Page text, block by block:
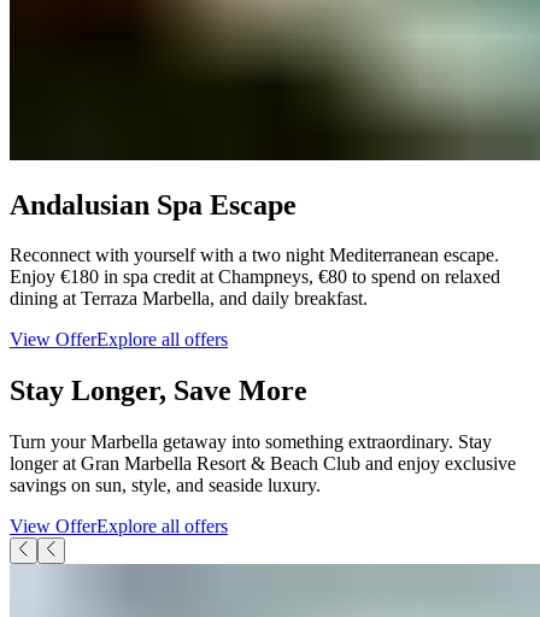
Andalusian Spa Escape​​​​‌ ‍ ​‍​‍‌‍ ‌ ​‍‌‍‍‌‌‍‌ ‌‍‍‌‌‍ ‍​‍​‍​ ‍‍​‍​‍‌ ​ ‌‍​‌‌‍ ‍‌‍‍‌‌ ‌​‌ ‍‌​‍ ‍‌‍‍‌‌‍ ​‍​‍​‍ ​​‍​‍‌‍‍​‌ ​‍‌‍‌‌‌‍‌‍​‍​‍​ ‍‍​‍​‍‌‍‍​‌ ‌​‌ ‌​‌ ​​‌ ​ ​ ‍‍​‍ ​‍ ‌‍ ​​‍ ‌‌‍​‌‌‍ ‍‌‍‌​​‍ ‌‌ ​‍​‍ ‌‌‍‍​‌‍ ‌ ‌​‌‍‌‌‌‍ ​‌ ​ ​‍ ‌‌ ​ ‌ ‌​‌ ‌‌‌‍‌​‌‍‍‌‌‍ ​‍ ‍‌ ‌‍‌‍‌‌‌ ​‍‌‍​ ‌‍‌‌‌‍ ​​‍ ‍‌‍​‌‌ ​​‌ ​​​‍ ‌‍‍‌‌‍ ‍‌ ‌​‌‍‌‌‌‍ ‍‌ ‌​​‍ ‌‍‌‌‌‍‌​‌‍‍‌‌ ‌​​‍ ‌‍ ‌‌‍ ‌‍‌​‌‍‌‌​ ‌‌ ​​‌ ​‍‌‍‌‌‌ ​ ‌‍‌‌‌‍ ‍‌ ‌​‌‍​‌‌ ‌​‌‍‍‌‌‍ ‌‍ ‍​ ‍ ‌‍‍‌‌‍‌​​ ‌​ ​​​ ​​‌‍‌​​ ​‌​ ‌‌​ ‌‍​ ‌‍​ ‌‌​‍ ‌​ ‌‍​ ‍​‌‍​ ​ ‍​​‍ ‌​ ‌​‌‍‌‍‌‍​‌‌‍​‍​‍ ‌‌‍​‍‌‍‌‌​ ‌‌​ ‌‍​‍ ‌‌‍‌​​ ‌​‌‍‌‌​ ​​​ ‌ ​ ​ ​ ‍​​ ‌ ​ ​​​ ​‍​ ‌ ‌‍‌‌​ ‍ ‌ ‌​‌ ‍‌‌ ​​‌‍‌‌​ ‌‌‍‍​‌‍ ‌ ‌​‌‍‌‌‌‍ ​‌‌​‍‌‍ ‌‍ ‌‍ ‌‌‌​ ‌ ‌‌‌‍‍‌‌ ‌​‌‍‌‌​ ‍ ‌ ​​‌‍​‌‌ ‌​‌‍‍​​ ‌‌ ​​‌‍​‌‌‍‌ ‌‍‌‌‌​​‍‌ ‌‌‌‍‍‌‌‍ ​‌‍‌​‌‍‌‌‌ ​‍​‍‌‌​ ‌‌‌​​‍‌‌ ‌‍‍ ‌‍‌‌‌ ‍‌​‍‌‌​ ​ ‌​‌​​‍‌‌​ ​ ‌​‌​​‍‌‌​ ​‍​ ​‍​ ​‍‌‍‌‌​ ‌‍‌‍‌​​ ‍‌​ ‍​​ ‌​​ ‌‍​ ‌‌​ ‌‍‌‍​‌​ ‍​​‍‌‌​ ​‍​ ​‍​‍‌‌​ ‌‌‌​‌​​‍ ‍‌‍‌‌‌‍ ‍‌ ‌​‌ ​‍‌‍‍‌‌‍‌‌‌ ​ ​‍‌‌​ ‌‌‌​​‍‌‌ ‌‍‍ ‌‍‌‌‌ ‍‌​‍‌‌​ ​ ‌​‌​​‍‌‌​ ​ ‌​‌​​‍‌‌​ ​‍​ ​‍‌‍​‌​ ​ ​ ​‍​ ​​​ ‍‌‌‍​‍​ ‌‌​ ‍‌​ ​ ​ ‍‌​ ‍​​ ​‌​‍‌‌​ ​‍​ ​‍​‍‌‌​ ‌‌‌​‌​​‍ ‍‌‍‍​‌‍‌‌‌‍​‌‌‍‌​‌‍‍‌‌‍ ‍‌‍‌ ​ ‌‍​‍‌‍​‌‌ ​ ‌‍‌‌‌‌‌‌‌ ​‍‌‍ ​​ ‌‌‍‍​‌ ‌​‌ ‌​‌ ​​‌ ​ ​‍‌‌​ ​ ‌​​‌​‍‌‌​ ​‍‌​‌‍​‍‌‌​ ​‍‌​‌‍‌‍ ​​‍ ‌‌‍​‌‌‍ ‍‌‍‌​​‍ ‌‌ ​‍​‍ ‌‌‍‍​‌‍ ‌ ‌​‌‍‌‌‌‍ ​‌ ​ ​‍ ‌‌ ​ ‌ ‌​‌ ‌‌‌‍‌​‌‍‍‌‌‍ ​‍ ‍‌ ‌‍‌‍‌‌‌ ​‍‌‍​ ‌‍‌‌‌‍ ​​‍ ‍‌‍​‌‌ ​​‌ ​​​‍‌‍‌‍‍‌‌‍‌​​ ‌​ ​​​ ​​‌‍‌​​ ​‌​ ‌‌​ ‌‍​ ‌‍​ ‌‌​‍ ‌​ ‌‍​ ‍​‌‍​ ​ ‍​​‍ ‌​ ‌​‌‍‌‍‌‍​‌‌‍​‍​‍ ‌‌‍​‍‌‍‌‌​ ‌‌​ ‌‍​‍ ‌‌‍‌​​ ‌​‌‍‌‌​ ​​​ ‌ ​ ​ ​ ‍​​ ‌ ​ ​​​ ​‍​ ‌ ‌‍‌‌​‍‌‍‌ ‌​‌ ‍‌‌ ​​‌‍‌‌​ ‌‌‍‍​‌‍ ‌ ‌​‌‍‌‌‌‍ ​‌‌​‍‌‍ ‌‍ ‌‍ ‌‌‌​ ‌ ‌‌‌‍‍‌‌ ‌​‌‍‌‌​‍‌‍‌ ​​‌‍​‌‌ ‌​‌‍‍​​ ‌‌ ​​‌‍​‌‌‍‌ ‌‍‌‌‌​​‍‌ ‌‌‌‍‍‌‌‍ ​‌‍‌​‌‍‌‌‌ ​‍​‍‌‌​ ‌‌‌​​‍‌‌ ‌‍‍ ‌‍‌‌‌ ‍‌​‍‌‌​ ​ ‌​‌​​‍‌‌​ ​ ‌​‌​​‍‌‌​ ​‍​ ​‍​ ​‍‌‍‌‌​ ‌‍‌‍‌​​ ‍‌​ ‍​​ ‌​​ ‌‍​ ‌‌​ ‌‍‌‍​‌​ ‍​​‍‌‌​ ​‍​ ​‍​‍‌‌​ ‌‌‌​‌​​‍ ‍‌‍‌‌‌‍ ‍‌ ‌​‌ ​‍‌‍‍‌‌‍‌‌‌ ​ ​‍‌‌​ ‌‌‌​​‍‌‌ ‌‍‍ ‌‍‌‌‌ ‍‌​‍‌‌​ ​ ‌​‌​​‍‌‌​ ​ ‌​‌​​‍‌‌​ ​‍​ ​‍‌‍​‌​ ​ ​ ​‍​ ​​​ ‍‌‌‍​‍​ ‌‌​ ‍‌​ ​ ​ ‍‌​ ‍​​ ​‌​‍‌‌​ ​‍​ ​‍​‍‌‌​ ‌‌‌​‌​​‍ ‍‌‍‍​‌‍‌‌‌‍​‌‌‍‌​‌‍‍‌‌‍ ‍‌‍‌ ​‍‌‍‌ ​​‌‍‌‌‌ ​‍‌ ​ ‌ ​​‌‍‌‌‌‍​ ‌ ‌​‌‍‍‌‌ ‌‍‌‍‌‌​ ‌‌ ​​‌ ‌‌‌‍​‍‌‍ ​‌‍‍‌‌ ​ ‌‍‍​‌‍‌‌‌‍‌​​‍​‍‌ ‌
Reconnect with yourself with a two night Mediterranean escape.
Enjoy €180 in spa credit at Champneys, €80 to spend on relaxed
dining at Terraza Marbella, and daily breakfast.​​​​‌ ‍ ​‍​‍‌‍ ‌ ​‍‌‍‍‌‌‍‌ ‌‍‍‌‌‍ ‍​‍​‍​ ‍‍​‍​‍‌ ​ ‌‍​‌‌‍ ‍‌‍‍‌‌ ‌​‌ ‍‌​‍ ‍‌‍‍‌‌‍ ​‍​‍​‍ ​​‍​‍‌‍‍​‌ ​‍‌‍‌‌‌‍‌‍​‍​‍​ ‍‍​‍​‍‌‍‍​‌ ‌​‌ ‌​‌ ​​‌ ​ ​ ‍‍​‍ ​‍ ‌‍ ​​‍ ‌‌‍​‌‌‍ ‍‌‍‌​​‍ ‌‌ ​‍​‍ ‌‌‍‍​‌‍ ‌ ‌​‌‍‌‌‌‍ ​‌ ​ ​‍ ‌‌ ​ ‌ ‌​‌ ‌‌‌‍‌​‌‍‍‌‌‍ ​‍ ‍‌ ‌‍‌‍‌‌‌ ​‍‌‍​ ‌‍‌‌‌‍ ​​‍ ‍‌‍​‌‌ ​​‌ ​​​‍ ‌‍‍‌‌‍ ‍‌ ‌​‌‍‌‌‌‍ ‍‌ ‌​​‍ ‌‍‌‌‌‍‌​‌‍‍‌‌ ‌​​‍ ‌‍ ‌‌‍ ‌‍‌​‌‍‌‌​ ‌‌ ​​‌ ​‍‌‍‌‌‌ ​ ‌‍‌‌‌‍ ‍‌ ‌​‌‍​‌‌ ‌​‌‍‍‌‌‍ ‌‍ ‍​ ‍ ‌‍‍‌‌‍‌​​ ‌​ ​​​ ​​‌‍‌​​ ​‌​ ‌‌​ ‌‍​ ‌‍​ ‌‌​‍ ‌​ ‌‍​ ‍​‌‍​ ​ ‍​​‍ ‌​ ‌​‌‍‌‍‌‍​‌‌‍​‍​‍ ‌‌‍​‍‌‍‌‌​ ‌‌​ ‌‍​‍ ‌‌‍‌​​ ‌​‌‍‌‌​ ​​​ ‌ ​ ​ ​ ‍​​ ‌ ​ ​​​ ​‍​ ‌ ‌‍‌‌​ ‍ ‌ ‌​‌ ‍‌‌ ​​‌‍‌‌​ ‌‌‍‍​‌‍ ‌ ‌​‌‍‌‌‌‍ ​‌‌​‍‌‍ ‌‍ ‌‍ ‌‌‌​ ‌ ‌‌‌‍‍‌‌ ‌​‌‍‌‌​ ‍ ‌ ​​‌‍​‌‌ ‌​‌‍‍​​ ‌‌ ​​‌‍​‌‌‍‌ ‌‍‌‌‌​​‍‌ ‌‌‌‍‍‌‌‍ ​‌‍‌​‌‍‌‌‌ ​‍​‍‌‌​ ‌‌‌​​‍‌‌ ‌‍‍ ‌‍‌‌‌ ‍‌​‍‌‌​ ​ ‌​‌​​‍‌‌​ ​ ‌​‌​​‍‌‌​ ​‍​ ​‍​ ​‍‌‍‌‌​ ‌‍‌‍‌​​ ‍‌​ ‍​​ ‌​​ ‌‍​ ‌‌​ ‌‍‌‍​‌​ ‍​​‍‌‌​ ​‍​ ​‍​‍‌‌​ ‌‌‌​‌​​‍ ‍‌‍‌‌‌‍ ‍‌ ‌​‌ ​‍‌‍‍‌‌‍‌‌‌ ​ ​‍‌‌​ ‌‌‌​​‍‌‌ ‌‍‍ ‌‍‌‌‌ ‍‌​‍‌‌​ ​ ‌​‌​​‍‌‌​ ​ ‌​‌​​‍‌‌​ ​‍​ ​‍‌‍​‌​ ​ ​ ​‍​ ​​​ ‍‌‌‍​‍​ ‌‌​ ‍‌​ ​ ​ ‍‌​ ‍​​ ​‌​‍‌‌​ ​‍​ ​‍​‍‌‌​ ‌‌‌​‌​​‍ ‍‌‍​‍‌‍ ‌‍‌​‌ ‍‌​ ‌‍​‍‌‍​‌‌ ​ ‌‍‌‌‌‌‌‌‌ ​‍‌‍ ​​ ‌‌‍‍​‌ ‌​‌ ‌​‌ ​​‌ ​ ​‍‌‌​ ​ ‌​​‌​‍‌‌​ ​‍‌​‌‍​‍‌‌​ ​‍‌​‌‍‌‍ ​​‍ ‌‌‍​‌‌‍ ‍‌‍‌​​‍ ‌‌ ​‍​‍ ‌‌‍‍​‌‍ ‌ ‌​‌‍‌‌‌‍ ​‌ ​ ​‍ ‌‌ ​ ‌ ‌​‌ ‌‌‌‍‌​‌‍‍‌‌‍ ​‍ ‍‌ ‌‍‌‍‌‌‌ ​‍‌‍​ ‌‍‌‌‌‍ ​​‍ ‍‌‍​‌‌ ​​‌ ​​​‍‌‍‌‍‍‌‌‍‌​​ ‌​ ​​​ ​​‌‍‌​​ ​‌​ ‌‌​ ‌‍​ ‌‍​ ‌‌​‍ ‌​ ‌‍​ ‍​‌‍​ ​ ‍​​‍ ‌​ ‌​‌‍‌‍‌‍​‌‌‍​‍​‍ ‌‌‍​‍‌‍‌‌​ ‌‌​ ‌‍​‍ ‌‌‍‌​​ ‌​‌‍‌‌​ ​​​ ‌ ​ ​ ​ ‍​​ ‌ ​ ​​​ ​‍​ ‌ ‌‍‌‌​‍‌‍‌ ‌​‌ ‍‌‌ ​​‌‍‌‌​ ‌‌‍‍​‌‍ ‌ ‌​‌‍‌‌‌‍ ​‌‌​‍‌‍ ‌‍ ‌‍ ‌‌‌​ ‌ ‌‌‌‍‍‌‌ ‌​‌‍‌‌​‍‌‍‌ ​​‌‍​‌‌ ‌​‌‍‍​​ ‌‌ ​​‌‍​‌‌‍‌ ‌‍‌‌‌​​‍‌ ‌‌‌‍‍‌‌‍ ​‌‍‌​‌‍‌‌‌ ​‍​‍‌‌​ ‌‌‌​​‍‌‌ ‌‍‍ ‌‍‌‌‌ ‍‌​‍‌‌​ ​ ‌​‌​​‍‌‌​ ​ ‌​‌​​‍‌‌​ ​‍​ ​‍​ ​‍‌‍‌‌​ ‌‍‌‍‌​​ ‍‌​ ‍​​ ‌​​ ‌‍​ ‌‌​ ‌‍‌‍​‌​ ‍​​‍‌‌​ ​‍​ ​‍​‍‌‌​ ‌‌‌​‌​​‍ ‍‌‍‌‌‌‍ ‍‌ ‌​‌ ​‍‌‍‍‌‌‍‌‌‌ ​ ​‍‌‌​ ‌‌‌​​‍‌‌ ‌‍‍ ‌‍‌‌‌ ‍‌​‍‌‌​ ​ ‌​‌​​‍‌‌​ ​ ‌​‌​​‍‌‌​ ​‍​ ​‍‌‍​‌​ ​ ​ ​‍​ ​​​ ‍‌‌‍​‍​ ‌‌​ ‍‌​ ​ ​ ‍‌​ ‍​​ ​‌​‍‌‌​ ​‍​ ​‍​‍‌‌​ ‌‌‌​‌​​‍ ‍‌‍​‍‌‍ ‌‍‌​‌ ‍‌​‍‌‍‌ ​​‌‍‌‌‌ ​‍‌ ​ ‌ ​​‌‍‌‌‌‍​ ‌ ‌​‌‍‍‌‌ ‌‍‌‍‌‌​ ‌‌ ​​‌ ‌‌‌‍​‍‌‍ ​‌‍‍‌‌ ​ ‌‍‍​‌‍‌‌‌‍‌​​‍​‍‌ ‌
View Offer​​​​‌ ‍ ​‍​‍‌‍ ‌ ​‍‌‍‍‌‌‍‌ ‌‍‍‌‌‍ ‍​‍​‍​ ‍‍​‍​‍‌ ​ ‌‍​‌‌‍ ‍‌‍‍‌‌ ‌​‌ ‍‌​‍ ‍‌‍‍‌‌‍ ​‍​‍​‍ ​​‍​‍‌‍‍​‌ ​‍‌‍‌‌‌‍‌‍​‍​‍​ ‍‍​‍​‍‌‍‍​‌ ‌​‌ ‌​‌ ​​‌ ​ ​ ‍‍​‍ ​‍ ‌‍ ​​‍ ‌‌‍​‌‌‍ ‍‌‍‌​​‍ ‌‌ ​‍​‍ ‌‌‍‍​‌‍ ‌ ‌​‌‍‌‌‌‍ ​‌ ​ ​‍ ‌‌ ​ ‌ ‌​‌ ‌‌‌‍‌​‌‍‍‌‌‍ ​‍ ‍‌ ‌‍‌‍‌‌‌ ​‍‌‍​ ‌‍‌‌‌‍ ​​‍ ‍‌‍​‌‌ ​​‌ ​​​‍ ‌‍‍‌‌‍ ‍‌ ‌​‌‍‌‌‌‍ ‍‌ ‌​​‍ ‌‍‌‌‌‍‌​‌‍‍‌‌ ‌​​‍ ‌‍ ‌‌‍ ‌‍‌​‌‍‌‌​ ‌‌ ​​‌ ​‍‌‍‌‌‌ ​ ‌‍‌‌‌‍ ‍‌ ‌​‌‍​‌‌ ‌​‌‍‍‌‌‍ ‌‍ ‍​ ‍ ‌‍‍‌‌‍‌​​ ‌​ ​​​ ​​‌‍‌​​ ​‌​ ‌‌​ ‌‍​ ‌‍​ ‌‌​‍ ‌​ ‌‍​ ‍​‌‍​ ​ ‍​​‍ ‌​ ‌​‌‍‌‍‌‍​‌‌‍​‍​‍ ‌‌‍​‍‌‍‌‌​ ‌‌​ ‌‍​‍ ‌‌‍‌​​ ‌​‌‍‌‌​ ​​​ ‌ ​ ​ ​ ‍​​ ‌ ​ ​​​ ​‍​ ‌ ‌‍‌‌​ ‍ ‌ ‌​‌ ‍‌‌ ​​‌‍‌‌​ ‌‌‍‍​‌‍ ‌ ‌​‌‍‌‌‌‍ ​‌‌​‍‌‍ ‌‍ ‌‍ ‌‌‌​ ‌ ‌‌‌‍‍‌‌ ‌​‌‍‌‌​ ‍ ‌ ​​‌‍​‌‌ ‌​‌‍‍​​ ‌‌ ​​‌‍​‌‌‍‌ ‌‍‌‌‌​​‍‌ ‌‌‌‍‍‌‌‍ ​‌‍‌​‌‍‌‌‌ ​‍​‍‌‌​ ‌‌‌​​‍‌‌ ‌‍‍ ‌‍‌‌‌ ‍‌​‍‌‌​ ​ ‌​‌​​‍‌‌​ ​ ‌​‌​​‍‌‌​ ​‍​ ​‍​ ​‍‌‍‌‌​ ‌‍‌‍‌​​ ‍‌​ ‍​​ ‌​​ ‌‍​ ‌‌​ ‌‍‌‍​‌​ ‍​​‍‌‌​ ​‍​ ​‍​‍‌‌​ ‌‌‌​‌​​‍ ‍‌‍‌‌‌‍ ‍‌ ‌​‌ ​‍‌‍‍‌‌‍‌‌‌ ​ ​‍‌‌​ ‌‌‌​​‍‌‌ ‌‍‍ ‌‍‌‌‌ ‍‌​‍‌‌​ ​ ‌​‌​​‍‌‌​ ​ ‌​‌​​‍‌‌​ ​‍​ ​‍‌‍​‌​ ​ ​ ​‍​ ​​​ ‍‌‌‍​‍​ ‌‌​ ‍‌​ ​ ​ ‍‌​ ‍​​ ​‌​‍‌‌​ ​‍​ ​‍​‍‌‌​ ‌‌‌​‌​​‍ ‍‌ ​​‌ ​‍‌‍‍‌‌‍ ‌‌‍​‌‌ ​‍‌ ‍‌‌​​ ‌ ‌​‌‍​‌​‍ ‍‌‍ ​‌‍​‌‌‍​‍‌‍‌‌‌‍ ​​ ‌‍​‍‌‍​‌‌ ​ ‌‍‌‌‌‌‌‌‌ ​‍‌‍ ​​ ‌‌‍‍​‌ ‌​‌ ‌​‌ ​​‌ ​ ​‍‌‌​ ​ ‌​​‌​‍‌‌​ ​‍‌​‌‍​‍‌‌​ ​‍‌​‌‍‌‍ ​​‍ ‌‌‍​‌‌‍ ‍‌‍‌​​‍ ‌‌ ​‍​‍ ‌‌‍‍​‌‍ ‌ ‌​‌‍‌‌‌‍ ​‌ ​ ​‍ ‌‌ ​ ‌ ‌​‌ ‌‌‌‍‌​‌‍‍‌‌‍ ​‍ ‍‌ ‌‍‌‍‌‌‌ ​‍‌‍​ ‌‍‌‌‌‍ ​​‍ ‍‌‍​‌‌ ​​‌ ​​​‍‌‍‌‍‍‌‌‍‌​​ ‌​ ​​​ ​​‌‍‌​​ ​‌​ ‌‌​ ‌‍​ ‌‍​ ‌‌​‍ ‌​ ‌‍​ ‍​‌‍​ ​ ‍​​‍ ‌​ ‌​‌‍‌‍‌‍​‌‌‍​‍​‍ ‌‌‍​‍‌‍‌‌​ ‌‌​ ‌‍​‍ ‌‌‍‌​​ ‌​‌‍‌‌​ ​​​ ‌ ​ ​ ​ ‍​​ ‌ ​ ​​​ ​‍​ ‌ ‌‍‌‌​‍‌‍‌ ‌​‌ ‍‌‌ ​​‌‍‌‌​ ‌‌‍‍​‌‍ ‌ ‌​‌‍‌‌‌‍ ​‌‌​‍‌‍ ‌‍ ‌‍ ‌‌‌​ ‌ ‌‌‌‍‍‌‌ ‌​‌‍‌‌​‍‌‍‌ ​​‌‍​‌‌ ‌​‌‍‍​​ ‌‌ ​​‌‍​‌‌‍‌ ‌‍‌‌‌​​‍‌ ‌‌‌‍‍‌‌‍ ​‌‍‌​‌‍‌‌‌ ​‍​‍‌‌​ ‌‌‌​​‍‌‌ ‌‍‍ ‌‍‌‌‌ ‍‌​‍‌‌​ ​ ‌​‌​​‍‌‌​ ​ ‌​‌​​‍‌‌​ ​‍​ ​‍​ ​‍‌‍‌‌​ ‌‍‌‍‌​​ ‍‌​ ‍​​ ‌​​ ‌‍​ ‌‌​ ‌‍‌‍​‌​ ‍​​‍‌‌​ ​‍​ ​‍​‍‌‌​ ‌‌‌​‌​​‍ ‍‌‍‌‌‌‍ ‍‌ ‌​‌ ​‍‌‍‍‌‌‍‌‌‌ ​ ​‍‌‌​ ‌‌‌​​‍‌‌ ‌‍‍ ‌‍‌‌‌ ‍‌​‍‌‌​ ​ ‌​‌​​‍‌‌​ ​ ‌​‌​​‍‌‌​ ​‍​ ​‍‌‍​‌​ ​ ​ ​‍​ ​​​ ‍‌‌‍​‍​ ‌‌​ ‍‌​ ​ ​ ‍‌​ ‍​​ ​‌​‍‌‌​ ​‍​ ​‍​‍‌‌​ ‌‌‌​‌​​‍ ‍‌ ​​‌ ​‍‌‍‍‌‌‍ ‌‌‍​‌‌ ​‍‌ ‍‌‌​​ ‌ ‌​‌‍​‌​‍ ‍‌‍ ​‌‍​‌‌‍​‍‌‍‌‌‌‍ ​​‍‌‍‌ ​​‌‍‌‌‌ ​‍‌ ​ ‌ ​​‌‍‌‌‌‍​ ‌ ‌​‌‍‍‌‌ ‌‍‌‍‌‌​ ‌‌ ​​‌ ‌‌‌‍​‍‌‍ ​‌‍‍‌‌ ​ ‌‍‍​‌‍‌‌‌‍‌​​‍​‍‌ ‌Explore all offers​​​​‌ ‍ ​‍​‍‌‍ ‌ ​‍‌‍‍‌‌‍‌ ‌‍‍‌‌‍ ‍​‍​‍​ ‍‍​‍​‍‌ ​ ‌‍​‌‌‍ ‍‌‍‍‌‌ ‌​‌ ‍‌​‍ ‍‌‍‍‌‌‍ ​‍​‍​‍ ​​‍​‍‌‍‍​‌ ​‍‌‍‌‌‌‍‌‍​‍​‍​ ‍‍​‍​‍‌‍‍​‌ ‌​‌ ‌​‌ ​​‌ ​ ​ ‍‍​‍ ​‍ ‌‍ ​​‍ ‌‌‍​‌‌‍ ‍‌‍‌​​‍ ‌‌ ​‍​‍ ‌‌‍‍​‌‍ ‌ ‌​‌‍‌‌‌‍ ​‌ ​ ​‍ ‌‌ ​ ‌ ‌​‌ ‌‌‌‍‌​‌‍‍‌‌‍ ​‍ ‍‌ ‌‍‌‍‌‌‌ ​‍‌‍​ ‌‍‌‌‌‍ ​​‍ ‍‌‍​‌‌ ​​‌ ​​​‍ ‌‍‍‌‌‍ ‍‌ ‌​‌‍‌‌‌‍ ‍‌ ‌​​‍ ‌‍‌‌‌‍‌​‌‍‍‌‌ ‌​​‍ ‌‍ ‌‌‍ ‌‍‌​‌‍‌‌​ ‌‌ ​​‌ ​‍‌‍‌‌‌ ​ ‌‍‌‌‌‍ ‍‌ ‌​‌‍​‌‌ ‌​‌‍‍‌‌‍ ‌‍ ‍​ ‍ ‌‍‍‌‌‍‌​​ ‌​ ​​​ ​​‌‍‌​​ ​‌​ ‌‌​ ‌‍​ ‌‍​ ‌‌​‍ ‌​ ‌‍​ ‍​‌‍​ ​ ‍​​‍ ‌​ ‌​‌‍‌‍‌‍​‌‌‍​‍​‍ ‌‌‍​‍‌‍‌‌​ ‌‌​ ‌‍​‍ ‌‌‍‌​​ ‌​‌‍‌‌​ ​​​ ‌ ​ ​ ​ ‍​​ ‌ ​ ​​​ ​‍​ ‌ ‌‍‌‌​ ‍ ‌ ‌​‌ ‍‌‌ ​​‌‍‌‌​ ‌‌‍‍​‌‍ ‌ ‌​‌‍‌‌‌‍ ​‌‌​‍‌‍ ‌‍ ‌‍ ‌‌‌​ ‌ ‌‌‌‍‍‌‌ ‌​‌‍‌‌​ ‍ ‌ ​​‌‍​‌‌ ‌​‌‍‍​​ ‌‌ ​​‌‍​‌‌‍‌ ‌‍‌‌‌​​‍‌ ‌‌‌‍‍‌‌‍ ​‌‍‌​‌‍‌‌‌ ​‍​‍‌‌​ ‌‌‌​​‍‌‌ ‌‍‍ ‌‍‌‌‌ ‍‌​‍‌‌​ ​ ‌​‌​​‍‌‌​ ​ ‌​‌​​‍‌‌​ ​‍​ ​‍​ ​‍‌‍‌‌​ ‌‍‌‍‌​​ ‍‌​ ‍​​ ‌​​ ‌‍​ ‌‌​ ‌‍‌‍​‌​ ‍​​‍‌‌​ ​‍​ ​‍​‍‌‌​ ‌‌‌​‌​​‍ ‍‌‍‌‌‌‍ ‍‌ ‌​‌ ​‍‌‍‍‌‌‍‌‌‌ ​ ​‍‌‌​ ‌‌‌​​‍‌‌ ‌‍‍ ‌‍‌‌‌ ‍‌​‍‌‌​ ​ ‌​‌​​‍‌‌​ ​ ‌​‌​​‍‌‌​ ​‍​ ​‍‌‍​‌​ ​ ​ ​‍​ ​​​ ‍‌‌‍​‍​ ‌‌​ ‍‌​ ​ ​ ‍‌​ ‍​​ ​‌​‍‌‌​ ​‍​ ​‍​‍‌‌​ ‌‌‌​‌​​‍ ‍‌ ​ ‌‍‌‌‌‍​ ‌‍ ‌‍ ‍‌‍‌​‌‍​‌‌ ​‍‌ ‍‌‌​​ ‌ ‌​‌‍​‌​‍ ‍‌‍ ​‌‍​‌‌‍​‍‌‍‌‌‌‍ ​​ ‌‍​‍‌‍​‌‌ ​ ‌‍‌‌‌‌‌‌‌ ​‍‌‍ ​​ ‌‌‍‍​‌ ‌​‌ ‌​‌ ​​‌ ​ ​‍‌‌​ ​ ‌​​‌​‍‌‌​ ​‍‌​‌‍​‍‌‌​ ​‍‌​‌‍‌‍ ​​‍ ‌‌‍​‌‌‍ ‍‌‍‌​​‍ ‌‌ ​‍​‍ ‌‌‍‍​‌‍ ‌ ‌​‌‍‌‌‌‍ ​‌ ​ ​‍ ‌‌ ​ ‌ ‌​‌ ‌‌‌‍‌​‌‍‍‌‌‍ ​‍ ‍‌ ‌‍‌‍‌‌‌ ​‍‌‍​ ‌‍‌‌‌‍ ​​‍ ‍‌‍​‌‌ ​​‌ ​​​‍‌‍‌‍‍‌‌‍‌​​ ‌​ ​​​ ​​‌‍‌​​ ​‌​ ‌‌​ ‌‍​ ‌‍​ ‌‌​‍ ‌​ ‌‍​ ‍​‌‍​ ​ ‍​​‍ ‌​ ‌​‌‍‌‍‌‍​‌‌‍​‍​‍ ‌‌‍​‍‌‍‌‌​ ‌‌​ ‌‍​‍ ‌‌‍‌​​ ‌​‌‍‌‌​ ​​​ ‌ ​ ​ ​ ‍​​ ‌ ​ ​​​ ​‍​ ‌ ‌‍‌‌​‍‌‍‌ ‌​‌ ‍‌‌ ​​‌‍‌‌​ ‌‌‍‍​‌‍ ‌ ‌​‌‍‌‌‌‍ ​‌‌​‍‌‍ ‌‍ ‌‍ ‌‌‌​ ‌ ‌‌‌‍‍‌‌ ‌​‌‍‌‌​‍‌‍‌ ​​‌‍​‌‌ ‌​‌‍‍​​ ‌‌ ​​‌‍​‌‌‍‌ ‌‍‌‌‌​​‍‌ ‌‌‌‍‍‌‌‍ ​‌‍‌​‌‍‌‌‌ ​‍​‍‌‌​ ‌‌‌​​‍‌‌ ‌‍‍ ‌‍‌‌‌ ‍‌​‍‌‌​ ​ ‌​‌​​‍‌‌​ ​ ‌​‌​​‍‌‌​ ​‍​ ​‍​ ​‍‌‍‌‌​ ‌‍‌‍‌​​ ‍‌​ ‍​​ ‌​​ ‌‍​ ‌‌​ ‌‍‌‍​‌​ ‍​​‍‌‌​ ​‍​ ​‍​‍‌‌​ ‌‌‌​‌​​‍ ‍‌‍‌‌‌‍ ‍‌ ‌​‌ ​‍‌‍‍‌‌‍‌‌‌ ​ ​‍‌‌​ ‌‌‌​​‍‌‌ ‌‍‍ ‌‍‌‌‌ ‍‌​‍‌‌​ ​ ‌​‌​​‍‌‌​ ​ ‌​‌​​‍‌‌​ ​‍​ ​‍‌‍​‌​ ​ ​ ​‍​ ​​​ ‍‌‌‍​‍​ ‌‌​ ‍‌​ ​ ​ ‍‌​ ‍​​ ​‌​‍‌‌​ ​‍​ ​‍​‍‌‌​ ‌‌‌​‌​​‍ ‍‌ ​ ‌‍‌‌‌‍​ ‌‍ ‌‍ ‍‌‍‌​‌‍​‌‌ ​‍‌ ‍‌‌​​ ‌ ‌​‌‍​‌​‍ ‍‌‍ ​‌‍​‌‌‍​‍‌‍‌‌‌‍ ​​‍‌‍‌ ​​‌‍‌‌‌ ​‍‌ ​ ‌ ​​‌‍‌‌‌‍​ ‌ ‌​‌‍‍‌‌ ‌‍‌‍‌‌​ ‌‌ ​​‌ ‌‌‌‍​‍‌‍ ​‌‍‍‌‌ ​ ‌‍‍​‌‍‌‌‌‍‌​​‍​‍‌ ‌
Stay Longer, Save More​​​​‌ ‍ ​‍​‍‌‍ ‌ ​‍‌‍‍‌‌‍‌ ‌‍‍‌‌‍ ‍​‍​‍​ ‍‍​‍​‍‌ ​ ‌‍​‌‌‍ ‍‌‍‍‌‌ ‌​‌ ‍‌​‍ ‍‌‍‍‌‌‍ ​‍​‍​‍ ​​‍​‍‌‍‍​‌ ​‍‌‍‌‌‌‍‌‍​‍​‍​ ‍‍​‍​‍‌‍‍​‌ ‌​‌ ‌​‌ ​​‌ ​ ​ ‍‍​‍ ​‍ ‌‍ ​​‍ ‌‌‍​‌‌‍ ‍‌‍‌​​‍ ‌‌ ​‍​‍ ‌‌‍‍​‌‍ ‌ ‌​‌‍‌‌‌‍ ​‌ ​ ​‍ ‌‌ ​ ‌ ‌​‌ ‌‌‌‍‌​‌‍‍‌‌‍ ​‍ ‍‌ ‌‍‌‍‌‌‌ ​‍‌‍​ ‌‍‌‌‌‍ ​​‍ ‍‌‍​‌‌ ​​‌ ​​​‍ ‌‍‍‌‌‍ ‍‌ ‌​‌‍‌‌‌‍ ‍‌ ‌​​‍ ‌‍‌‌‌‍‌​‌‍‍‌‌ ‌​​‍ ‌‍ ‌‌‍ ‌‍‌​‌‍‌‌​ ‌‌ ​​‌ ​‍‌‍‌‌‌ ​ ‌‍‌‌‌‍ ‍‌ ‌​‌‍​‌‌ ‌​‌‍‍‌‌‍ ‌‍ ‍​ ‍ ‌‍‍‌‌‍‌​​ ‌​ ​​​ ​​‌‍‌​​ ​‌​ ‌‌​ ‌‍​ ‌‍​ ‌‌​‍ ‌​ ‌‍​ ‍​‌‍​ ​ ‍​​‍ ‌​ ‌​‌‍‌‍‌‍​‌‌‍​‍​‍ ‌‌‍​‍‌‍‌‌​ ‌‌​ ‌‍​‍ ‌‌‍‌​​ ‌​‌‍‌‌​ ​​​ ‌ ​ ​ ​ ‍​​ ‌ ​ ​​​ ​‍​ ‌ ‌‍‌‌​ ‍ ‌ ‌​‌ ‍‌‌ ​​‌‍‌‌​ ‌‌‍‍​‌‍ ‌ ‌​‌‍‌‌‌‍ ​‌‌​‍‌‍ ‌‍ ‌‍ ‌‌‌​ ‌ ‌‌‌‍‍‌‌ ‌​‌‍‌‌​ ‍ ‌ ​​‌‍​‌‌ ‌​‌‍‍​​ ‌‌ ​​‌‍​‌‌‍‌ ‌‍‌‌‌​​‍‌ ‌‌‌‍‍‌‌‍ ​‌‍‌​‌‍‌‌‌ ​‍​‍‌‌​ ‌‌‌​​‍‌‌ ‌‍‍ ‌‍‌‌‌ ‍‌​‍‌‌​ ​ ‌​‌​​‍‌‌​ ​ ‌​‌​​‍‌‌​ ​‍​ ​‍​ ​‍‌‍‌‌​ ‌‍‌‍‌​​ ‍‌​ ‍​​ ‌​​ ‌‍​ ‌‌​ ‌‍‌‍​‌​ ‍​​‍‌‌​ ​‍​ ​‍​‍‌‌​ ‌‌‌​‌​​‍ ‍‌‍‌‌‌‍ ‍‌ ‌​‌ ​‍‌‍‍‌‌‍‌‌‌ ​ ​‍‌‌​ ‌‌‌​​‍‌‌ ‌‍‍ ‌‍‌‌‌ ‍‌​‍‌‌​ ​ ‌​‌​​‍‌‌​ ​ ‌​‌​​‍‌‌​ ​‍​ ​‍​ ‍​​ ‍‌​ ​‌​ ​ ​ ‌‍​ ​‌‌‍​‌‌‍​‍​ ‍​‌‍‌‌​ ‌‍​ ​‍​‍‌‌​ ​‍​ ​‍​‍‌‌​ ‌‌‌​‌​​‍ ‍‌‍‍​‌‍‌‌‌‍​‌‌‍‌​‌‍‍‌‌‍ ‍‌‍‌ ​ ‌‍​‍‌‍​‌‌ ​ ‌‍‌‌‌‌‌‌‌ ​‍‌‍ ​​ ‌‌‍‍​‌ ‌​‌ ‌​‌ ​​‌ ​ ​‍‌‌​ ​ ‌​​‌​‍‌‌​ ​‍‌​‌‍​‍‌‌​ ​‍‌​‌‍‌‍ ​​‍ ‌‌‍​‌‌‍ ‍‌‍‌​​‍ ‌‌ ​‍​‍ ‌‌‍‍​‌‍ ‌ ‌​‌‍‌‌‌‍ ​‌ ​ ​‍ ‌‌ ​ ‌ ‌​‌ ‌‌‌‍‌​‌‍‍‌‌‍ ​‍ ‍‌ ‌‍‌‍‌‌‌ ​‍‌‍​ ‌‍‌‌‌‍ ​​‍ ‍‌‍​‌‌ ​​‌ ​​​‍‌‍‌‍‍‌‌‍‌​​ ‌​ ​​​ ​​‌‍‌​​ ​‌​ ‌‌​ ‌‍​ ‌‍​ ‌‌​‍ ‌​ ‌‍​ ‍​‌‍​ ​ ‍​​‍ ‌​ ‌​‌‍‌‍‌‍​‌‌‍​‍​‍ ‌‌‍​‍‌‍‌‌​ ‌‌​ ‌‍​‍ ‌‌‍‌​​ ‌​‌‍‌‌​ ​​​ ‌ ​ ​ ​ ‍​​ ‌ ​ ​​​ ​‍​ ‌ ‌‍‌‌​‍‌‍‌ ‌​‌ ‍‌‌ ​​‌‍‌‌​ ‌‌‍‍​‌‍ ‌ ‌​‌‍‌‌‌‍ ​‌‌​‍‌‍ ‌‍ ‌‍ ‌‌‌​ ‌ ‌‌‌‍‍‌‌ ‌​‌‍‌‌​‍‌‍‌ ​​‌‍​‌‌ ‌​‌‍‍​​ ‌‌ ​​‌‍​‌‌‍‌ ‌‍‌‌‌​​‍‌ ‌‌‌‍‍‌‌‍ ​‌‍‌​‌‍‌‌‌ ​‍​‍‌‌​ ‌‌‌​​‍‌‌ ‌‍‍ ‌‍‌‌‌ ‍‌​‍‌‌​ ​ ‌​‌​​‍‌‌​ ​ ‌​‌​​‍‌‌​ ​‍​ ​‍​ ​‍‌‍‌‌​ ‌‍‌‍‌​​ ‍‌​ ‍​​ ‌​​ ‌‍​ ‌‌​ ‌‍‌‍​‌​ ‍​​‍‌‌​ ​‍​ ​‍​‍‌‌​ ‌‌‌​‌​​‍ ‍‌‍‌‌‌‍ ‍‌ ‌​‌ ​‍‌‍‍‌‌‍‌‌‌ ​ ​‍‌‌​ ‌‌‌​​‍‌‌ ‌‍‍ ‌‍‌‌‌ ‍‌​‍‌‌​ ​ ‌​‌​​‍‌‌​ ​ ‌​‌​​‍‌‌​ ​‍​ ​‍​ ‍​​ ‍‌​ ​‌​ ​ ​ ‌‍​ ​‌‌‍​‌‌‍​‍​ ‍​‌‍‌‌​ ‌‍​ ​‍​‍‌‌​ ​‍​ ​‍​‍‌‌​ ‌‌‌​‌​​‍ ‍‌‍‍​‌‍‌‌‌‍​‌‌‍‌​‌‍‍‌‌‍ ‍‌‍‌ ​‍‌‍‌ ​​‌‍‌‌‌ ​‍‌ ​ ‌ ​​‌‍‌‌‌‍​ ‌ ‌​‌‍‍‌‌ ‌‍‌‍‌‌​ ‌‌ ​​‌ ‌‌‌‍​‍‌‍ ​‌‍‍‌‌ ​ ‌‍‍​‌‍‌‌‌‍‌​​‍​‍‌ ‌
Turn your Marbella getaway into something extraordinary. Stay
longer at Gran Marbella Resort & Beach Club and enjoy exclusive
savings on sun, style, and seaside luxury.​​​​‌ ‍ ​‍​‍‌‍ ‌ ​‍‌‍‍‌‌‍‌ ‌‍‍‌‌‍ ‍​‍​‍​ ‍‍​‍​‍‌ ​ ‌‍​‌‌‍ ‍‌‍‍‌‌ ‌​‌ ‍‌​‍ ‍‌‍‍‌‌‍ ​‍​‍​‍ ​​‍​‍‌‍‍​‌ ​‍‌‍‌‌‌‍‌‍​‍​‍​ ‍‍​‍​‍‌‍‍​‌ ‌​‌ ‌​‌ ​​‌ ​ ​ ‍‍​‍ ​‍ ‌‍ ​​‍ ‌‌‍​‌‌‍ ‍‌‍‌​​‍ ‌‌ ​‍​‍ ‌‌‍‍​‌‍ ‌ ‌​‌‍‌‌‌‍ ​‌ ​ ​‍ ‌‌ ​ ‌ ‌​‌ ‌‌‌‍‌​‌‍‍‌‌‍ ​‍ ‍‌ ‌‍‌‍‌‌‌ ​‍‌‍​ ‌‍‌‌‌‍ ​​‍ ‍‌‍​‌‌ ​​‌ ​​​‍ ‌‍‍‌‌‍ ‍‌ ‌​‌‍‌‌‌‍ ‍‌ ‌​​‍ ‌‍‌‌‌‍‌​‌‍‍‌‌ ‌​​‍ ‌‍ ‌‌‍ ‌‍‌​‌‍‌‌​ ‌‌ ​​‌ ​‍‌‍‌‌‌ ​ ‌‍‌‌‌‍ ‍‌ ‌​‌‍​‌‌ ‌​‌‍‍‌‌‍ ‌‍ ‍​ ‍ ‌‍‍‌‌‍‌​​ ‌​ ​​​ ​​‌‍‌​​ ​‌​ ‌‌​ ‌‍​ ‌‍​ ‌‌​‍ ‌​ ‌‍​ ‍​‌‍​ ​ ‍​​‍ ‌​ ‌​‌‍‌‍‌‍​‌‌‍​‍​‍ ‌‌‍​‍‌‍‌‌​ ‌‌​ ‌‍​‍ ‌‌‍‌​​ ‌​‌‍‌‌​ ​​​ ‌ ​ ​ ​ ‍​​ ‌ ​ ​​​ ​‍​ ‌ ‌‍‌‌​ ‍ ‌ ‌​‌ ‍‌‌ ​​‌‍‌‌​ ‌‌‍‍​‌‍ ‌ ‌​‌‍‌‌‌‍ ​‌‌​‍‌‍ ‌‍ ‌‍ ‌‌‌​ ‌ ‌‌‌‍‍‌‌ ‌​‌‍‌‌​ ‍ ‌ ​​‌‍​‌‌ ‌​‌‍‍​​ ‌‌ ​​‌‍​‌‌‍‌ ‌‍‌‌‌​​‍‌ ‌‌‌‍‍‌‌‍ ​‌‍‌​‌‍‌‌‌ ​‍​‍‌‌​ ‌‌‌​​‍‌‌ ‌‍‍ ‌‍‌‌‌ ‍‌​‍‌‌​ ​ ‌​‌​​‍‌‌​ ​ ‌​‌​​‍‌‌​ ​‍​ ​‍​ ​‍‌‍‌‌​ ‌‍‌‍‌​​ ‍‌​ ‍​​ ‌​​ ‌‍​ ‌‌​ ‌‍‌‍​‌​ ‍​​‍‌‌​ ​‍​ ​‍​‍‌‌​ ‌‌‌​‌​​‍ ‍‌‍‌‌‌‍ ‍‌ ‌​‌ ​‍‌‍‍‌‌‍‌‌‌ ​ ​‍‌‌​ ‌‌‌​​‍‌‌ ‌‍‍ ‌‍‌‌‌ ‍‌​‍‌‌​ ​ ‌​‌​​‍‌‌​ ​ ‌​‌​​‍‌‌​ ​‍​ ​‍​ ‍​​ ‍‌​ ​‌​ ​ ​ ‌‍​ ​‌‌‍​‌‌‍​‍​ ‍​‌‍‌‌​ ‌‍​ ​‍​‍‌‌​ ​‍​ ​‍​‍‌‌​ ‌‌‌​‌​​‍ ‍‌‍​‍‌‍ ‌‍‌​‌ ‍‌​ ‌‍​‍‌‍​‌‌ ​ ‌‍‌‌‌‌‌‌‌ ​‍‌‍ ​​ ‌‌‍‍​‌ ‌​‌ ‌​‌ ​​‌ ​ ​‍‌‌​ ​ ‌​​‌​‍‌‌​ ​‍‌​‌‍​‍‌‌​ ​‍‌​‌‍‌‍ ​​‍ ‌‌‍​‌‌‍ ‍‌‍‌​​‍ ‌‌ ​‍​‍ ‌‌‍‍​‌‍ ‌ ‌​‌‍‌‌‌‍ ​‌ ​ ​‍ ‌‌ ​ ‌ ‌​‌ ‌‌‌‍‌​‌‍‍‌‌‍ ​‍ ‍‌ ‌‍‌‍‌‌‌ ​‍‌‍​ ‌‍‌‌‌‍ ​​‍ ‍‌‍​‌‌ ​​‌ ​​​‍‌‍‌‍‍‌‌‍‌​​ ‌​ ​​​ ​​‌‍‌​​ ​‌​ ‌‌​ ‌‍​ ‌‍​ ‌‌​‍ ‌​ ‌‍​ ‍​‌‍​ ​ ‍​​‍ ‌​ ‌​‌‍‌‍‌‍​‌‌‍​‍​‍ ‌‌‍​‍‌‍‌‌​ ‌‌​ ‌‍​‍ ‌‌‍‌​​ ‌​‌‍‌‌​ ​​​ ‌ ​ ​ ​ ‍​​ ‌ ​ ​​​ ​‍​ ‌ ‌‍‌‌​‍‌‍‌ ‌​‌ ‍‌‌ ​​‌‍‌‌​ ‌‌‍‍​‌‍ ‌ ‌​‌‍‌‌‌‍ ​‌‌​‍‌‍ ‌‍ ‌‍ ‌‌‌​ ‌ ‌‌‌‍‍‌‌ ‌​‌‍‌‌​‍‌‍‌ ​​‌‍​‌‌ ‌​‌‍‍​​ ‌‌ ​​‌‍​‌‌‍‌ ‌‍‌‌‌​​‍‌ ‌‌‌‍‍‌‌‍ ​‌‍‌​‌‍‌‌‌ ​‍​‍‌‌​ ‌‌‌​​‍‌‌ ‌‍‍ ‌‍‌‌‌ ‍‌​‍‌‌​ ​ ‌​‌​​‍‌‌​ ​ ‌​‌​​‍‌‌​ ​‍​ ​‍​ ​‍‌‍‌‌​ ‌‍‌‍‌​​ ‍‌​ ‍​​ ‌​​ ‌‍​ ‌‌​ ‌‍‌‍​‌​ ‍​​‍‌‌​ ​‍​ ​‍​‍‌‌​ ‌‌‌​‌​​‍ ‍‌‍‌‌‌‍ ‍‌ ‌​‌ ​‍‌‍‍‌‌‍‌‌‌ ​ ​‍‌‌​ ‌‌‌​​‍‌‌ ‌‍‍ ‌‍‌‌‌ ‍‌​‍‌‌​ ​ ‌​‌​​‍‌‌​ ​ ‌​‌​​‍‌‌​ ​‍​ ​‍​ ‍​​ ‍‌​ ​‌​ ​ ​ ‌‍​ ​‌‌‍​‌‌‍​‍​ ‍​‌‍‌‌​ ‌‍​ ​‍​‍‌‌​ ​‍​ ​‍​‍‌‌​ ‌‌‌​‌​​‍ ‍‌‍​‍‌‍ ‌‍‌​‌ ‍‌​‍‌‍‌ ​​‌‍‌‌‌ ​‍‌ ​ ‌ ​​‌‍‌‌‌‍​ ‌ ‌​‌‍‍‌‌ ‌‍‌‍‌‌​ ‌‌ ​​‌ ‌‌‌‍​‍‌‍ ​‌‍‍‌‌ ​ ‌‍‍​‌‍‌‌‌‍‌​​‍​‍‌ ‌
View Offer​​​​‌ ‍ ​‍​‍‌‍ ‌ ​‍‌‍‍‌‌‍‌ ‌‍‍‌‌‍ ‍​‍​‍​ ‍‍​‍​‍‌ ​ ‌‍​‌‌‍ ‍‌‍‍‌‌ ‌​‌ ‍‌​‍ ‍‌‍‍‌‌‍ ​‍​‍​‍ ​​‍​‍‌‍‍​‌ ​‍‌‍‌‌‌‍‌‍​‍​‍​ ‍‍​‍​‍‌‍‍​‌ ‌​‌ ‌​‌ ​​‌ ​ ​ ‍‍​‍ ​‍ ‌‍ ​​‍ ‌‌‍​‌‌‍ ‍‌‍‌​​‍ ‌‌ ​‍​‍ ‌‌‍‍​‌‍ ‌ ‌​‌‍‌‌‌‍ ​‌ ​ ​‍ ‌‌ ​ ‌ ‌​‌ ‌‌‌‍‌​‌‍‍‌‌‍ ​‍ ‍‌ ‌‍‌‍‌‌‌ ​‍‌‍​ ‌‍‌‌‌‍ ​​‍ ‍‌‍​‌‌ ​​‌ ​​​‍ ‌‍‍‌‌‍ ‍‌ ‌​‌‍‌‌‌‍ ‍‌ ‌​​‍ ‌‍‌‌‌‍‌​‌‍‍‌‌ ‌​​‍ ‌‍ ‌‌‍ ‌‍‌​‌‍‌‌​ ‌‌ ​​‌ ​‍‌‍‌‌‌ ​ ‌‍‌‌‌‍ ‍‌ ‌​‌‍​‌‌ ‌​‌‍‍‌‌‍ ‌‍ ‍​ ‍ ‌‍‍‌‌‍‌​​ ‌​ ​​​ ​​‌‍‌​​ ​‌​ ‌‌​ ‌‍​ ‌‍​ ‌‌​‍ ‌​ ‌‍​ ‍​‌‍​ ​ ‍​​‍ ‌​ ‌​‌‍‌‍‌‍​‌‌‍​‍​‍ ‌‌‍​‍‌‍‌‌​ ‌‌​ ‌‍​‍ ‌‌‍‌​​ ‌​‌‍‌‌​ ​​​ ‌ ​ ​ ​ ‍​​ ‌ ​ ​​​ ​‍​ ‌ ‌‍‌‌​ ‍ ‌ ‌​‌ ‍‌‌ ​​‌‍‌‌​ ‌‌‍‍​‌‍ ‌ ‌​‌‍‌‌‌‍ ​‌‌​‍‌‍ ‌‍ ‌‍ ‌‌‌​ ‌ ‌‌‌‍‍‌‌ ‌​‌‍‌‌​ ‍ ‌ ​​‌‍​‌‌ ‌​‌‍‍​​ ‌‌ ​​‌‍​‌‌‍‌ ‌‍‌‌‌​​‍‌ ‌‌‌‍‍‌‌‍ ​‌‍‌​‌‍‌‌‌ ​‍​‍‌‌​ ‌‌‌​​‍‌‌ ‌‍‍ ‌‍‌‌‌ ‍‌​‍‌‌​ ​ ‌​‌​​‍‌‌​ ​ ‌​‌​​‍‌‌​ ​‍​ ​‍​ ​‍‌‍‌‌​ ‌‍‌‍‌​​ ‍‌​ ‍​​ ‌​​ ‌‍​ ‌‌​ ‌‍‌‍​‌​ ‍​​‍‌‌​ ​‍​ ​‍​‍‌‌​ ‌‌‌​‌​​‍ ‍‌‍‌‌‌‍ ‍‌ ‌​‌ ​‍‌‍‍‌‌‍‌‌‌ ​ ​‍‌‌​ ‌‌‌​​‍‌‌ ‌‍‍ ‌‍‌‌‌ ‍‌​‍‌‌​ ​ ‌​‌​​‍‌‌​ ​ ‌​‌​​‍‌‌​ ​‍​ ​‍​ ‍​​ ‍‌​ ​‌​ ​ ​ ‌‍​ ​‌‌‍​‌‌‍​‍​ ‍​‌‍‌‌​ ‌‍​ ​‍​‍‌‌​ ​‍​ ​‍​‍‌‌​ ‌‌‌​‌​​‍ ‍‌ ​​‌ ​‍‌‍‍‌‌‍ ‌‌‍​‌‌ ​‍‌ ‍‌‌​​ ‌ ‌​‌‍​‌​‍ ‍‌‍ ​‌‍​‌‌‍​‍‌‍‌‌‌‍ ​​ ‌‍​‍‌‍​‌‌ ​ ‌‍‌‌‌‌‌‌‌ ​‍‌‍ ​​ ‌‌‍‍​‌ ‌​‌ ‌​‌ ​​‌ ​ ​‍‌‌​ ​ ‌​​‌​‍‌‌​ ​‍‌​‌‍​‍‌‌​ ​‍‌​‌‍‌‍ ​​‍ ‌‌‍​‌‌‍ ‍‌‍‌​​‍ ‌‌ ​‍​‍ ‌‌‍‍​‌‍ ‌ ‌​‌‍‌‌‌‍ ​‌ ​ ​‍ ‌‌ ​ ‌ ‌​‌ ‌‌‌‍‌​‌‍‍‌‌‍ ​‍ ‍‌ ‌‍‌‍‌‌‌ ​‍‌‍​ ‌‍‌‌‌‍ ​​‍ ‍‌‍​‌‌ ​​‌ ​​​‍‌‍‌‍‍‌‌‍‌​​ ‌​ ​​​ ​​‌‍‌​​ ​‌​ ‌‌​ ‌‍​ ‌‍​ ‌‌​‍ ‌​ ‌‍​ ‍​‌‍​ ​ ‍​​‍ ‌​ ‌​‌‍‌‍‌‍​‌‌‍​‍​‍ ‌‌‍​‍‌‍‌‌​ ‌‌​ ‌‍​‍ ‌‌‍‌​​ ‌​‌‍‌‌​ ​​​ ‌ ​ ​ ​ ‍​​ ‌ ​ ​​​ ​‍​ ‌ ‌‍‌‌​‍‌‍‌ ‌​‌ ‍‌‌ ​​‌‍‌‌​ ‌‌‍‍​‌‍ ‌ ‌​‌‍‌‌‌‍ ​‌‌​‍‌‍ ‌‍ ‌‍ ‌‌‌​ ‌ ‌‌‌‍‍‌‌ ‌​‌‍‌‌​‍‌‍‌ ​​‌‍​‌‌ ‌​‌‍‍​​ ‌‌ ​​‌‍​‌‌‍‌ ‌‍‌‌‌​​‍‌ ‌‌‌‍‍‌‌‍ ​‌‍‌​‌‍‌‌‌ ​‍​‍‌‌​ ‌‌‌​​‍‌‌ ‌‍‍ ‌‍‌‌‌ ‍‌​‍‌‌​ ​ ‌​‌​​‍‌‌​ ​ ‌​‌​​‍‌‌​ ​‍​ ​‍​ ​‍‌‍‌‌​ ‌‍‌‍‌​​ ‍‌​ ‍​​ ‌​​ ‌‍​ ‌‌​ ‌‍‌‍​‌​ ‍​​‍‌‌​ ​‍​ ​‍​‍‌‌​ ‌‌‌​‌​​‍ ‍‌‍‌‌‌‍ ‍‌ ‌​‌ ​‍‌‍‍‌‌‍‌‌‌ ​ ​‍‌‌​ ‌‌‌​​‍‌‌ ‌‍‍ ‌‍‌‌‌ ‍‌​‍‌‌​ ​ ‌​‌​​‍‌‌​ ​ ‌​‌​​‍‌‌​ ​‍​ ​‍​ ‍​​ ‍‌​ ​‌​ ​ ​ ‌‍​ ​‌‌‍​‌‌‍​‍​ ‍​‌‍‌‌​ ‌‍​ ​‍​‍‌‌​ ​‍​ ​‍​‍‌‌​ ‌‌‌​‌​​‍ ‍‌ ​​‌ ​‍‌‍‍‌‌‍ ‌‌‍​‌‌ ​‍‌ ‍‌‌​​ ‌ ‌​‌‍​‌​‍ ‍‌‍ ​‌‍​‌‌‍​‍‌‍‌‌‌‍ ​​‍‌‍‌ ​​‌‍‌‌‌ ​‍‌ ​ ‌ ​​‌‍‌‌‌‍​ ‌ ‌​‌‍‍‌‌ ‌‍‌‍‌‌​ ‌‌ ​​‌ ‌‌‌‍​‍‌‍ ​‌‍‍‌‌ ​ ‌‍‍​‌‍‌‌‌‍‌​​‍​‍‌ ‌Explore all offers​​​​‌ ‍ ​‍​‍‌‍ ‌ ​‍‌‍‍‌‌‍‌ ‌‍‍‌‌‍ ‍​‍​‍​ ‍‍​‍​‍‌ ​ ‌‍​‌‌‍ ‍‌‍‍‌‌ ‌​‌ ‍‌​‍ ‍‌‍‍‌‌‍ ​‍​‍​‍ ​​‍​‍‌‍‍​‌ ​‍‌‍‌‌‌‍‌‍​‍​‍​ ‍‍​‍​‍‌‍‍​‌ ‌​‌ ‌​‌ ​​‌ ​ ​ ‍‍​‍ ​‍ ‌‍ ​​‍ ‌‌‍​‌‌‍ ‍‌‍‌​​‍ ‌‌ ​‍​‍ ‌‌‍‍​‌‍ ‌ ‌​‌‍‌‌‌‍ ​‌ ​ ​‍ ‌‌ ​ ‌ ‌​‌ ‌‌‌‍‌​‌‍‍‌‌‍ ​‍ ‍‌ ‌‍‌‍‌‌‌ ​‍‌‍​ ‌‍‌‌‌‍ ​​‍ ‍‌‍​‌‌ ​​‌ ​​​‍ ‌‍‍‌‌‍ ‍‌ ‌​‌‍‌‌‌‍ ‍‌ ‌​​‍ ‌‍‌‌‌‍‌​‌‍‍‌‌ ‌​​‍ ‌‍ ‌‌‍ ‌‍‌​‌‍‌‌​ ‌‌ ​​‌ ​‍‌‍‌‌‌ ​ ‌‍‌‌‌‍ ‍‌ ‌​‌‍​‌‌ ‌​‌‍‍‌‌‍ ‌‍ ‍​ ‍ ‌‍‍‌‌‍‌​​ ‌​ ​​​ ​​‌‍‌​​ ​‌​ ‌‌​ ‌‍​ ‌‍​ ‌‌​‍ ‌​ ‌‍​ ‍​‌‍​ ​ ‍​​‍ ‌​ ‌​‌‍‌‍‌‍​‌‌‍​‍​‍ ‌‌‍​‍‌‍‌‌​ ‌‌​ ‌‍​‍ ‌‌‍‌​​ ‌​‌‍‌‌​ ​​​ ‌ ​ ​ ​ ‍​​ ‌ ​ ​​​ ​‍​ ‌ ‌‍‌‌​ ‍ ‌ ‌​‌ ‍‌‌ ​​‌‍‌‌​ ‌‌‍‍​‌‍ ‌ ‌​‌‍‌‌‌‍ ​‌‌​‍‌‍ ‌‍ ‌‍ ‌‌‌​ ‌ ‌‌‌‍‍‌‌ ‌​‌‍‌‌​ ‍ ‌ ​​‌‍​‌‌ ‌​‌‍‍​​ ‌‌ ​​‌‍​‌‌‍‌ ‌‍‌‌‌​​‍‌ ‌‌‌‍‍‌‌‍ ​‌‍‌​‌‍‌‌‌ ​‍​‍‌‌​ ‌‌‌​​‍‌‌ ‌‍‍ ‌‍‌‌‌ ‍‌​‍‌‌​ ​ ‌​‌​​‍‌‌​ ​ ‌​‌​​‍‌‌​ ​‍​ ​‍​ ​‍‌‍‌‌​ ‌‍‌‍‌​​ ‍‌​ ‍​​ ‌​​ ‌‍​ ‌‌​ ‌‍‌‍​‌​ ‍​​‍‌‌​ ​‍​ ​‍​‍‌‌​ ‌‌‌​‌​​‍ ‍‌‍‌‌‌‍ ‍‌ ‌​‌ ​‍‌‍‍‌‌‍‌‌‌ ​ ​‍‌‌​ ‌‌‌​​‍‌‌ ‌‍‍ ‌‍‌‌‌ ‍‌​‍‌‌​ ​ ‌​‌​​‍‌‌​ ​ ‌​‌​​‍‌‌​ ​‍​ ​‍​ ‍​​ ‍‌​ ​‌​ ​ ​ ‌‍​ ​‌‌‍​‌‌‍​‍​ ‍​‌‍‌‌​ ‌‍​ ​‍​‍‌‌​ ​‍​ ​‍​‍‌‌​ ‌‌‌​‌​​‍ ‍‌ ​ ‌‍‌‌‌‍​ ‌‍ ‌‍ ‍‌‍‌​‌‍​‌‌ ​‍‌ ‍‌‌​​ ‌ ‌​‌‍​‌​‍ ‍‌‍ ​‌‍​‌‌‍​‍‌‍‌‌‌‍ ​​ ‌‍​‍‌‍​‌‌ ​ ‌‍‌‌‌‌‌‌‌ ​‍‌‍ ​​ ‌‌‍‍​‌ ‌​‌ ‌​‌ ​​‌ ​ ​‍‌‌​ ​ ‌​​‌​‍‌‌​ ​‍‌​‌‍​‍‌‌​ ​‍‌​‌‍‌‍ ​​‍ ‌‌‍​‌‌‍ ‍‌‍‌​​‍ ‌‌ ​‍​‍ ‌‌‍‍​‌‍ ‌ ‌​‌‍‌‌‌‍ ​‌ ​ ​‍ ‌‌ ​ ‌ ‌​‌ ‌‌‌‍‌​‌‍‍‌‌‍ ​‍ ‍‌ ‌‍‌‍‌‌‌ ​‍‌‍​ ‌‍‌‌‌‍ ​​‍ ‍‌‍​‌‌ ​​‌ ​​​‍‌‍‌‍‍‌‌‍‌​​ ‌​ ​​​ ​​‌‍‌​​ ​‌​ ‌‌​ ‌‍​ ‌‍​ ‌‌​‍ ‌​ ‌‍​ ‍​‌‍​ ​ ‍​​‍ ‌​ ‌​‌‍‌‍‌‍​‌‌‍​‍​‍ ‌‌‍​‍‌‍‌‌​ ‌‌​ ‌‍​‍ ‌‌‍‌​​ ‌​‌‍‌‌​ ​​​ ‌ ​ ​ ​ ‍​​ ‌ ​ ​​​ ​‍​ ‌ ‌‍‌‌​‍‌‍‌ ‌​‌ ‍‌‌ ​​‌‍‌‌​ ‌‌‍‍​‌‍ ‌ ‌​‌‍‌‌‌‍ ​‌‌​‍‌‍ ‌‍ ‌‍ ‌‌‌​ ‌ ‌‌‌‍‍‌‌ ‌​‌‍‌‌​‍‌‍‌ ​​‌‍​‌‌ ‌​‌‍‍​​ ‌‌ ​​‌‍​‌‌‍‌ ‌‍‌‌‌​​‍‌ ‌‌‌‍‍‌‌‍ ​‌‍‌​‌‍‌‌‌ ​‍​‍‌‌​ ‌‌‌​​‍‌‌ ‌‍‍ ‌‍‌‌‌ ‍‌​‍‌‌​ ​ ‌​‌​​‍‌‌​ ​ ‌​‌​​‍‌‌​ ​‍​ ​‍​ ​‍‌‍‌‌​ ‌‍‌‍‌​​ ‍‌​ ‍​​ ‌​​ ‌‍​ ‌‌​ ‌‍‌‍​‌​ ‍​​‍‌‌​ ​‍​ ​‍​‍‌‌​ ‌‌‌​‌​​‍ ‍‌‍‌‌‌‍ ‍‌ ‌​‌ ​‍‌‍‍‌‌‍‌‌‌ ​ ​‍‌‌​ ‌‌‌​​‍‌‌ ‌‍‍ ‌‍‌‌‌ ‍‌​‍‌‌​ ​ ‌​‌​​‍‌‌​ ​ ‌​‌​​‍‌‌​ ​‍​ ​‍​ ‍​​ ‍‌​ ​‌​ ​ ​ ‌‍​ ​‌‌‍​‌‌‍​‍​ ‍​‌‍‌‌​ ‌‍​ ​‍​‍‌‌​ ​‍​ ​‍​‍‌‌​ ‌‌‌​‌​​‍ ‍‌ ​ ‌‍‌‌‌‍​ ‌‍ ‌‍ ‍‌‍‌​‌‍​‌‌ ​‍‌ ‍‌‌​​ ‌ ‌​‌‍​‌​‍ ‍‌‍ ​‌‍​‌‌‍​‍‌‍‌‌‌‍ ​​‍‌‍‌ ​​‌‍‌‌‌ ​‍‌ ​ ‌ ​​‌‍‌‌‌‍​ ‌ ‌​‌‍‍‌‌ ‌‍‌‍‌‌​ ‌‌ ​​‌ ‌‌‌‍​‍‌‍ ​‌‍‍‌‌ ​ ‌‍‍​‌‍‌‌‌‍‌​​‍​‍‌ ‌